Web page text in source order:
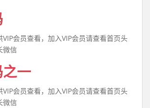
会员查看，加入VIP会员请查看首页头
微信
一
会员查看，加入VIP会员请查看首页头
微信